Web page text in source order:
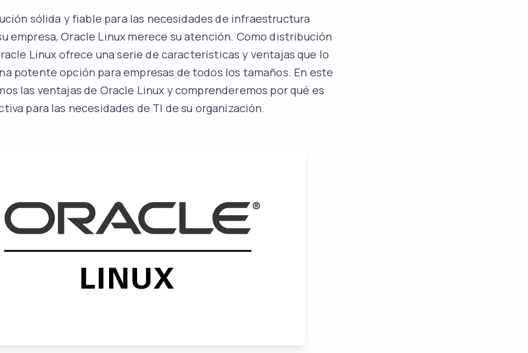
sólida y fiable para las necesidades de infraestructura
empresa, Oracle Linux merece su atención. Como distribución
Linux ofrece una serie de características y ventajas que lo
potente opción para empresas de todos los tamaños. En este
las ventajas de Oracle Linux y comprenderemos por qué es
para las necesidades de TI de su organización.